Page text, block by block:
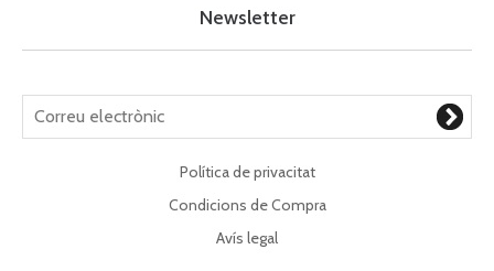
Newsletter
Política de privacitat
Condicions de Compra
Avís legal